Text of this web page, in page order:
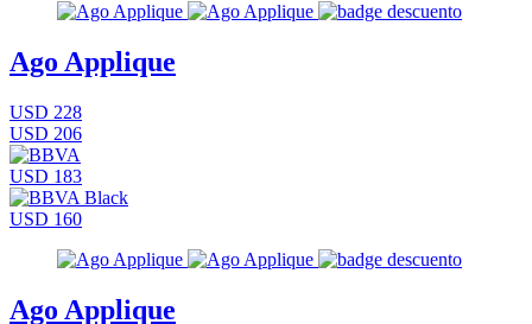
Ago Applique
USD 228
USD 206
USD 183
USD 160
Ago Applique